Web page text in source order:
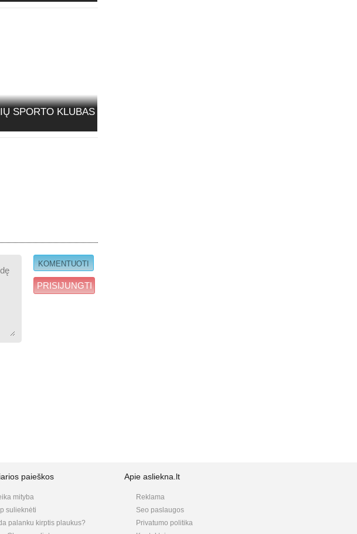
SPORTO KLUBAS
PRISIJUNGTI
paieškos
mityba
sulieknėti
palanku kirptis plaukus?
Apie asliekna.lt
Reklama
Seo paslaugos
Privatumo politika